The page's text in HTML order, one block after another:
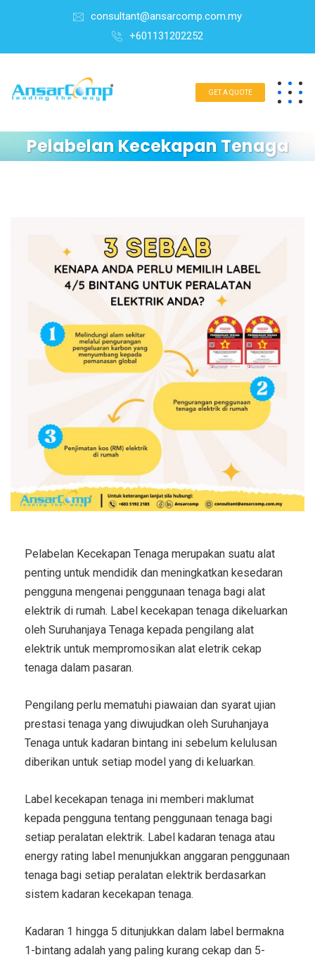
consultant@ansarcomp.com.my
+601131202252
GET A QUOTE
Pelabelan Kecekapan Tenaga
Pelabelan Kecekapan Tenaga merupakan suatu alat
penting untuk mendidik dan meningkatkan kesedaran
pengguna mengenai penggunaan tenaga bagi alat
elektrik di rumah. Label kecekapan tenaga dikeluarkan
oleh Suruhanjaya Tenaga kepada pengilang alat
elektrik untuk mempromosikan alat eletrik cekap
tenaga dalam pasaran.
Pengilang perlu mematuhi piawaian dan syarat ujian
prestasi tenaga yang diwujudkan oleh Suruhanjaya
Tenaga untuk kadaran bintang ini sebelum kelulusan
diberikan untuk setiap model yang di keluarkan.
Label kecekapan tenaga ini memberi maklumat
kepada pengguna tentang penggunaan tenaga bagi
setiap peralatan elektrik. Label kadaran tenaga atau
energy rating label menunjukkan anggaran penggunaan
tenaga bagi setiap peralatan elektrik berdasarkan
sistem kadaran kecekapan tenaga.
Kadaran 1 hingga 5 ditunjukkan dalam label bermakna
1-bintang adalah yang paling kurang cekap dan 5-